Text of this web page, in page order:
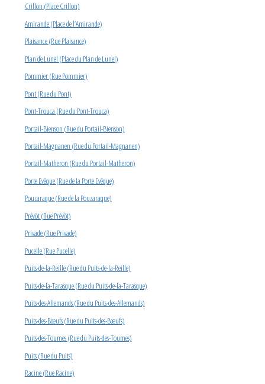
Crillon (Place Crillon)
Amirande (Place de l’Amirande)
Plaisance (Rue Plaisance)
Plan de Lunel (Place du Plan de Lunel)
Pommier (Rue Pommier)
Pont (Rue du Pont)
Pont-Trouca (Rue du Pont-Trouca)
Portail-Bienson (Rue du Portail-Bienson)
Portail-Magnanen (Rue du Portail-Magnanen)
Portail-Matheron (Rue du Portail-Matheron)
Porte Evêque (Rue de la Porte Evêque)
Pouzaraque (Rue de la Pouzaraque)
Prévôt (Rue Prévôt)
Privade (Rue Privade)
Pucelle (Rue Pucelle)
Puits-de-la-Reille (Rue du Puits-de-la-Reille)
Puits-de-la-Tarasque (Rue du Puits-de-la-Tarasque)
Puits-des-Allemands (Rue du Puits-des-Allemands)
Puits-des-Bœufs (Rue du Puits-des-Bœufs)
Puits-des-Toumes (Rue du Puits-des-Toumes)
Puits (Rue du Puits)
Racine (Rue Racine)